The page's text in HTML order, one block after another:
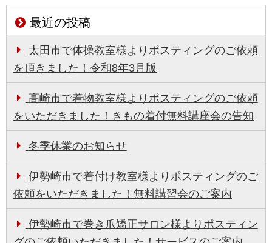
最近の投稿
太田市で体操教室様よりポスティングのご依頼
を頂きました！令和8年3月版
高崎市で着物教室様よりポスティングのご依頼
をいただきました！きもの着付無料講座会の告知
冬季休業のお知らせ
伊勢崎市で着付け教室様よりポスティングのご
依頼をいただきました！無料講習会のご案内
伊勢崎市で巻き爪矯正サロン様よりポスティン